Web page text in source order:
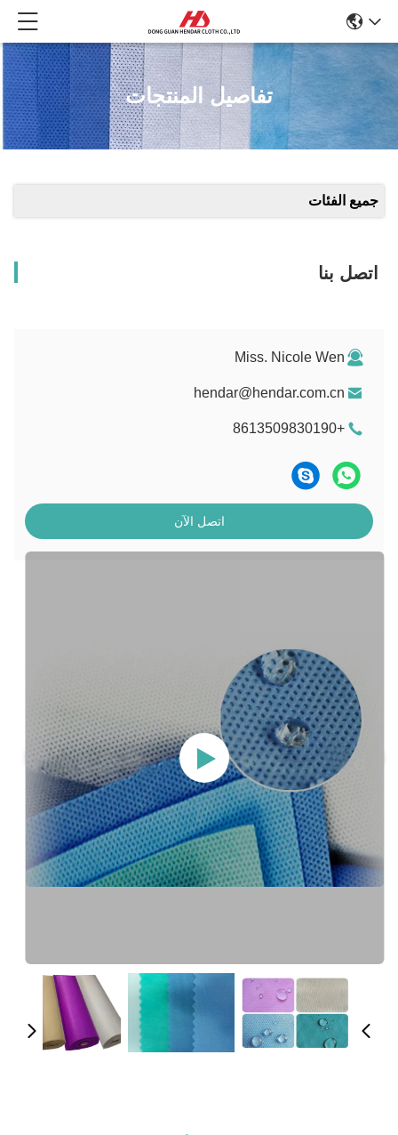
تفاصيل المنتجات
جميع الفئات
اتصل بنا
Miss. Nicole Wen
hendar@hendar.com.cn
+8613509830190
اتصل الآن